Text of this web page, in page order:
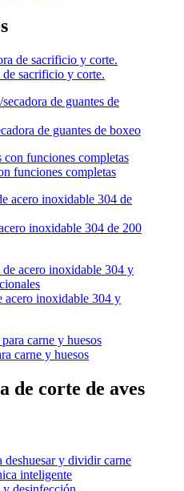
sacrificio y corte.
de guantes de boxeo
funciones completas
inoxidable 304 de 200
acero inoxidable 304 y
carne y huesos
de corte de aves
deshuesar y dividir carne
inteligente